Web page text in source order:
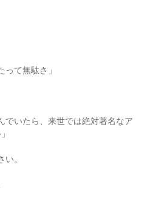
って無駄さ」
でいたら、来世では絶対著名なア
。